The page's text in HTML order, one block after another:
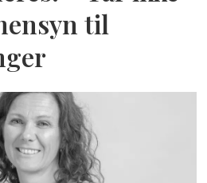
til